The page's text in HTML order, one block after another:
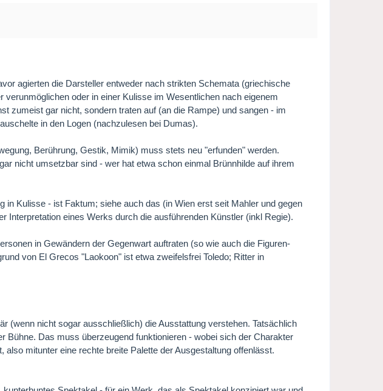
agierten die Darsteller entweder nach strikten Schemata (griechische
oder in einer Kulisse im Wesentlichen nach eigenem
zumeist gar nicht, sondern traten auf (an die Rampe) und sangen - im
in den Logen (nachzulesen bei Dumas).
Berührung, Gestik, Mimik) muss stets neu "erfunden" werden.
nicht umsetzbar sind - wer hat etwa schon einmal Brünnhilde auf ihrem
Kulisse - ist Faktum; siehe auch das (in Wien erst seit Mahler und gegen
Interpretation eines Werks durch die ausführenden Künstler (inkl Regie).
in Gewändern der Gegenwart auftraten (so wie auch die Figuren-
von El Grecos "Laokoon" ist etwa zweifelsfrei Toledo; Ritter in
(wenn nicht sogar ausschließlich) die Ausstattung verstehen. Tatsächlich
Bühne. Das muss überzeugend funktionieren - wobei sich der Charakter
mitunter eine rechte breite Palette der Ausgestaltung offenlässt.